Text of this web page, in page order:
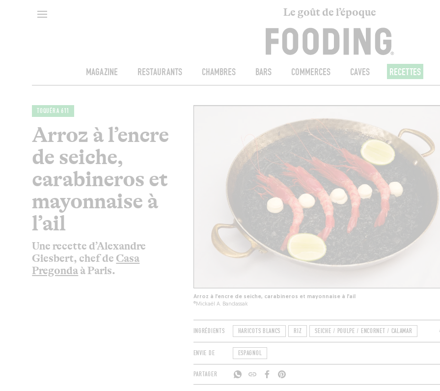
Le goût de l’époque
MAGAZINE RESTAURANTS CHAMBRES BARS COMMERCES CAVES RECETTES
TOQUÉRA 611
Arroz à l’encre
de seiche,
carabineros et
mayonnaise à
l’ail
Une recette d’Alexandre
Giesbert, chef de Casa
Pregondaà Paris.
Arroz à l’encre de seiche, carabineros et mayonnaise à l’ail
®Mickaël A. Bandassak
INGRÉDIENTS HARICOTS BLANCS RIZ SEICHE / POULPE / ENCORNET / CALAMAR
ENVIE DE ESPAGNOL
PARTAGER